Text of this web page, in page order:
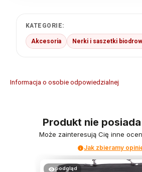
KATEGORIE:
Akcesoria Nerki i saszetki
Informacja o osobie odpowiedzialnej
Produkt nie
Może zainteresują Cię inne
Jak zbieramy
podgląd